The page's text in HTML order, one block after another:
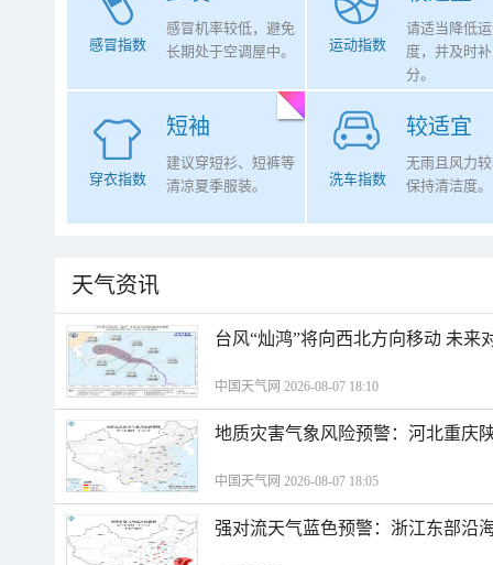
感冒指数
感冒机率较低，避免
长期处于空调屋中。
运动指数
请适当降低
度，并及时
分。
短袖
穿衣指数
建议穿短衫、短裤等
清凉夏季服装。
较适宜
洗车指数
无雨且风力
保持清洁度。
天气资讯
台风“灿鸿”将向西北方向移动 未来
中国天气网 2026-08-07 18:10
地质灾害气象风险预警：河北重庆
中国天气网 2026-08-07 18:05
强对流天气蓝色预警：浙江东部沿